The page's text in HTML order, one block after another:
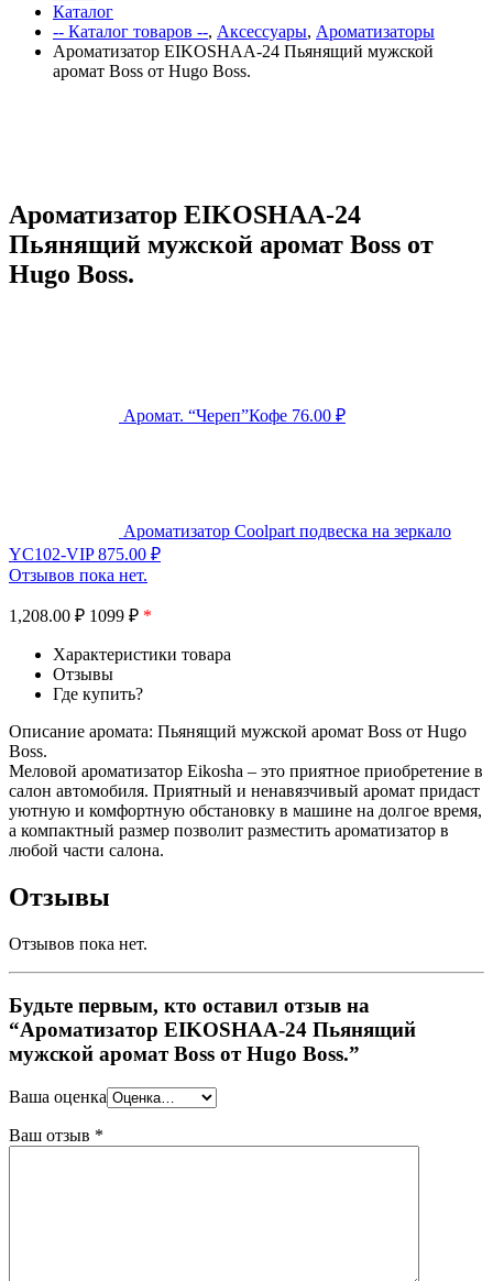
Каталог
-- Каталог товаров --, Аксессуары, Ароматизаторы
Ароматизатор EIKOSHAA-24 Пьянящий мужской
аромат Boss от Hugo Boss.
Ароматизатор EIKOSHAA-24
Пьянящий мужской аромат Boss от
Hugo Boss.
Аромат. “Череп”Кофе 76.00 ₽
Ароматизатор Coolpart подвеска на зеркало
YC102-VIP 875.00 ₽
Отзывов пока нет.
1,208.00 ₽ 1099 ₽ *
Характеристики товара
Отзывы
Где купить?
Описание аромата: Пьянящий мужской аромат Boss от Hugo
Boss.
Меловой ароматизатор Eikosha – это приятное приобретение в
салон автомобиля. Приятный и ненавязчивый аромат придаст
уютную и комфортную обстановку в машине на долгое время,
а компактный размер позволит разместить ароматизатор в
любой части салона.
Отзывы
Отзывов пока нет.
Будьте первым, кто оставил отзыв на
“Ароматизатор EIKOSHAA-24 Пьянящий
мужской аромат Boss от Hugo Boss.”
Ваша оценка
Ваш отзыв *